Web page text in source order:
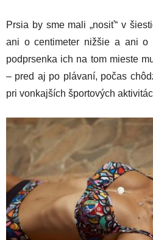
Prsia by sme mali „nosiť“ v
ani o centimeter nižšie a ani o
podprsenka ich na tom mieste
– pred aj po plávaní, počas
pri vonkajších športových